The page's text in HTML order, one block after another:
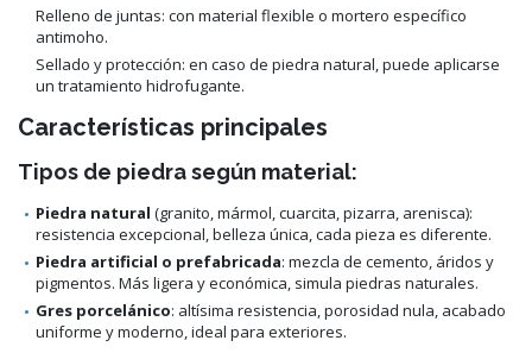
Relleno de juntas: con material flexible o mortero específico
antimoho.
Sellado y protección: en caso de piedra natural, puede aplicarse
un tratamiento hidrofugante.
Características principales
Tipos de piedra según material:
Piedra natural (granito, mármol, cuarcita, pizarra, arenisca):
resistencia excepcional, belleza única, cada pieza es diferente.
Piedra artificial o prefabricada: mezcla de cemento, áridos y
pigmentos. Más ligera y económica, simula piedras naturales.
Gres porcelánico: altísima resistencia, porosidad nula, acabado
uniforme y moderno, ideal para exteriores.